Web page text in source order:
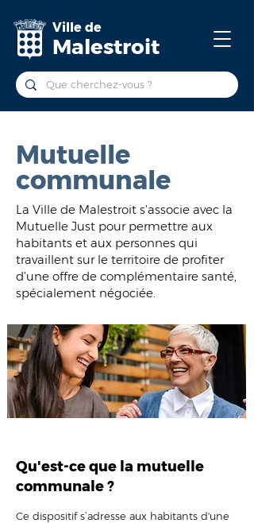
Ville de
Malestroit
Mutuelle
communale
La Ville de Malestroit s'associe avec la
Mutuelle Just pour permettre aux
habitants et aux personnes qui
travaillent sur le territoire de profiter
d’une offre de complémentaire santé,
spécialement négociée.
Qu'est-ce que la mutuelle
communale ?
Ce dispositif s’adresse aux habitants d'une